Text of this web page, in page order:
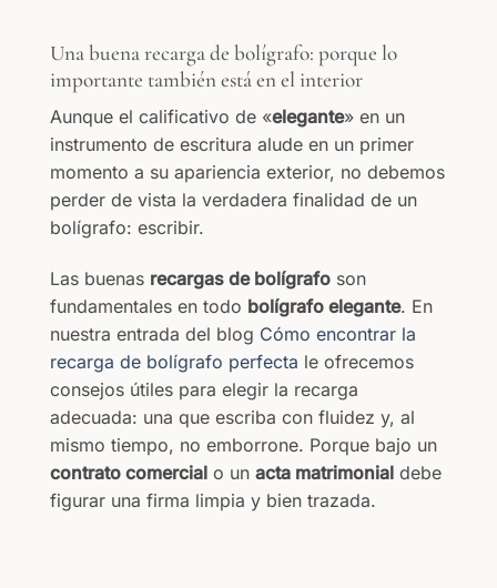
Una buena recarga de bolígrafo: porque lo
importante también está en el interior
Aunque el calificativo de «elegante» en un
instrumento de escritura alude en un primer
momento a su apariencia exterior, no debemos
perder de vista la verdadera finalidad de un
bolígrafo: escribir.
Las buenas recargas de bolígrafo son
fundamentales en todo bolígrafo elegante. En
nuestra entrada del blog Cómo encontrar la
recarga de bolígrafo perfecta le ofrecemos
consejos útiles para elegir la recarga
adecuada: una que escriba con fluidez y, al
mismo tiempo, no emborrone. Porque bajo un
contrato comercial o un acta matrimonial debe
figurar una firma limpia y bien trazada.